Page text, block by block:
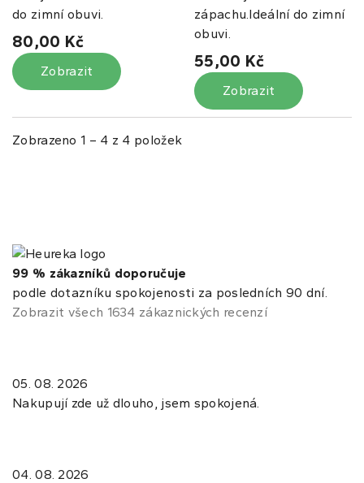
do zimní obuvi.
80,00 Kč
Zobrazit
zápachu.Ideální do zimní
obuvi.
55,00 Kč
Zobrazit
Zobrazeno 1 – 4 z 4 položek
99 % zákazníků doporučuje
podle dotazníku spokojenosti za posledních 90 dní.
Zobrazit všech 1634 zákaznických recenzí
05. 08. 2026
Nakupují zde už dlouho, jsem spokojená.
04. 08. 2026